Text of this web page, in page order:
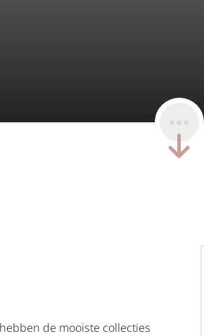
de mooiste collecties